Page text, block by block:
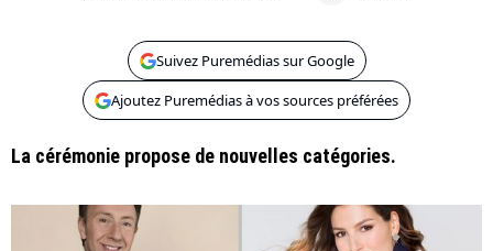
Suivez Puremédias sur Google
Ajoutez Puremédias à vos sources préférées
La cérémonie propose de nouvelles catégories.